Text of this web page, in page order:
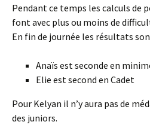
Pendant ce temps les calculs de
font avec plus ou moins de
En fin de journée les résultats
Anaïs est seconde en
Elie est second en Cadet
Pour Kelyan il n’y aura pas de
des juniors.